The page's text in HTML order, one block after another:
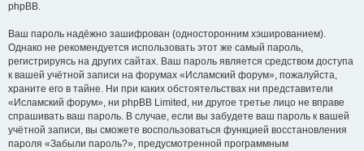
phpBB.
Ваш пароль надёжно зашифрован (односторонним хэшированием).
Однако не рекомендуется использовать этот же самый пароль,
регистрируясь на других сайтах. Ваш пароль является средством доступа
к вашей учётной записи на форумах «Исламский форум», пожалуйста,
храните его в тайне. Ни при каких обстоятельствах ни представители
«Исламский форум», ни phpBB Limited, ни другое третье лицо не вправе
спрашивать ваш пароль. В случае, если вы забудете ваш пароль к вашей
учётной записи, вы сможете воспользоваться функцией восстановления
пароля «Забыли пароль?», предусмотренной программным